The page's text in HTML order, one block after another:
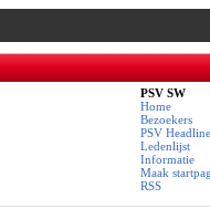
PSV SW
Home
Bezoekers
PSV
Ledenlijst
Informatie
Maak
RSS